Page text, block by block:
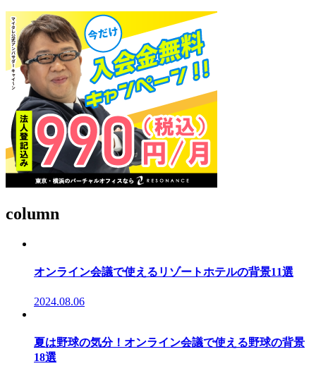
column
オンライン会議で使えるリゾートホテルの背景11選
2024.08.06
夏は野球の気分！オンライン会議で使える野球の背景
18選